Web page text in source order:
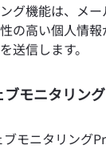
グ機能は、メ
の高い個人情
送信します。
モニタリン
モニタリング